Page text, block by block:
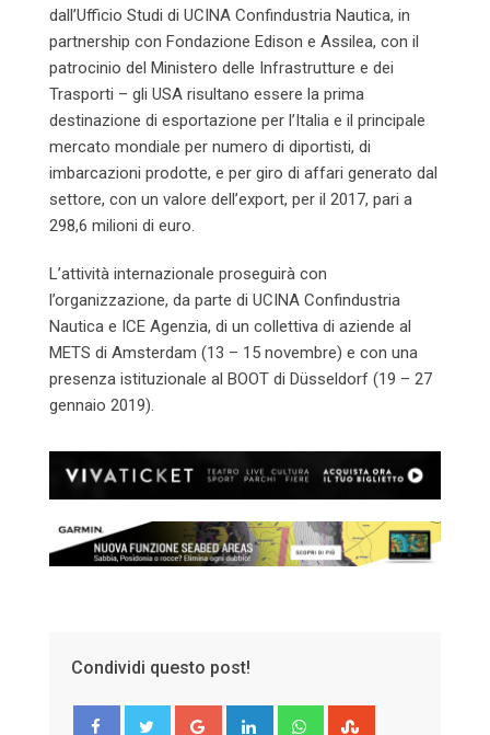
dall’Ufficio Studi di UCINA Confindustria Nautica, in
partnership con Fondazione Edison e Assilea, con il
patrocinio del Ministero delle Infrastrutture e dei
Trasporti – gli USA risultano essere la prima
destinazione di esportazione per l’Italia e il principale
mercato mondiale per numero di diportisti, di
imbarcazioni prodotte, e per giro di affari generato dal
settore, con un valore dell’export, per il 2017, pari a
298,6 milioni di euro.
L’attività internazionale proseguirà con
l’organizzazione, da parte di UCINA Confindustria
Nautica e ICE Agenzia, di un collettiva di aziende al
METS di Amsterdam (13 – 15 novembre) e con una
presenza istituzionale al BOOT di Düsseldorf (19 – 27
gennaio 2019).
Condividi questo post!
Google+ LinkedIn Whatsapp